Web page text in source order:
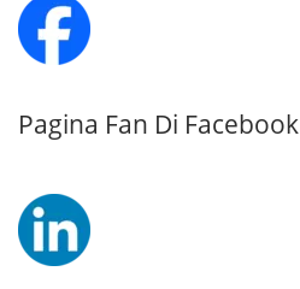
Pagina Fan Di Facebook